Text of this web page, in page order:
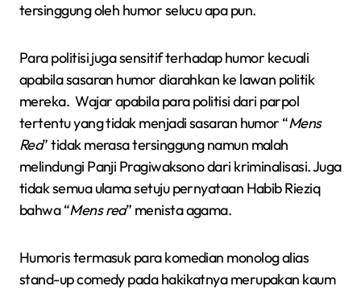
tersinggung oleh humor selucu apa pun.
Para politisi juga sensitif terhadap humor kecuali
apabila sasaran humor diarahkan ke lawan politik
mereka. Wajar apabila para politisi dari parpol
tertentu yang tidak menjadi sasaran humor “Mens
Rea” tidak merasa tersinggung namun malah
melindungi Panji Pragiwaksono dari kriminalisasi. Juga
tidak semua ulama setuju pernyataan Habib Rieziq
bahwa “Mens rea” menista agama.
Humoris termasuk para komedian monolog alias
stand-up comedy pada hakikatnya merupakan kaum